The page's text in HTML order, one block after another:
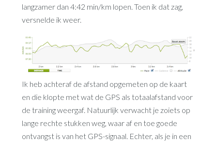
langzamer dan 4:42 min/km lopen. Toen ik dat zag,
versnelde ik weer.
Ik heb achteraf de afstand opgemeten op de kaart
en die klopte met wat de GPS als totaalafstand voor
de training weergaf. Natuurlijk verwacht je zoiets op
lange rechte stukken weg, waar af en toe goede
ontvangst is van het GPS-signaal. Echter, als je in een